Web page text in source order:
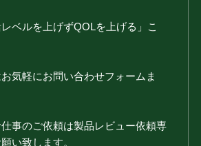
ベルを上げずQOLを上げる」こ
気軽にお問い合わせフォームま
事のご依頼は製品レビュー依頼専
い致します。